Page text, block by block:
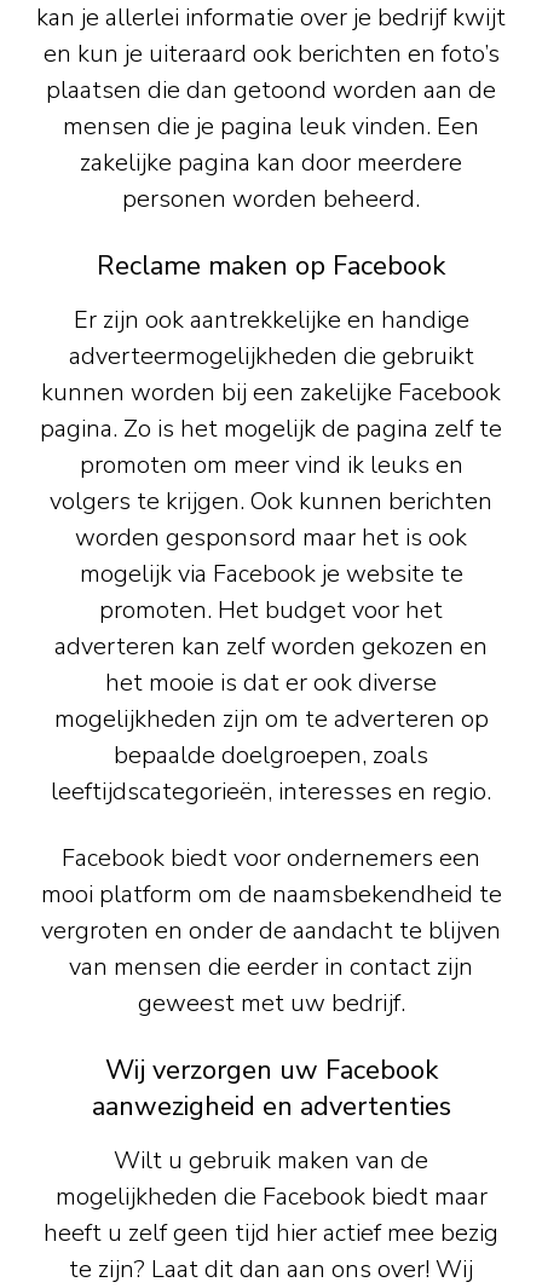
kan je allerlei informatie over je bedrijf kwijt
en kun je uiteraard ook berichten en foto’s
plaatsen die dan getoond worden aan de
mensen die je pagina leuk vinden. Een
zakelijke pagina kan door meerdere
personen worden beheerd.
Reclame maken op Facebook
Er zijn ook aantrekkelijke en handige
adverteermogelijkheden die gebruikt
kunnen worden bij een zakelijke Facebook
pagina. Zo is het mogelijk de pagina zelf te
promoten om meer vind ik leuks en
volgers te krijgen. Ook kunnen berichten
worden gesponsord maar het is ook
mogelijk via Facebook je website te
promoten. Het budget voor het
adverteren kan zelf worden gekozen en
het mooie is dat er ook diverse
mogelijkheden zijn om te adverteren op
bepaalde doelgroepen, zoals
leeftijdscategorieën, interesses en regio.
Facebook biedt voor ondernemers een
mooi platform om de naamsbekendheid te
vergroten en onder de aandacht te blijven
van mensen die eerder in contact zijn
geweest met uw bedrijf.
Wij verzorgen uw Facebook
aanwezigheid en advertenties
Wilt u gebruik maken van de
mogelijkheden die Facebook biedt maar
heeft u zelf geen tijd hier actief mee bezig
te zijn? Laat dit dan aan ons over! Wij